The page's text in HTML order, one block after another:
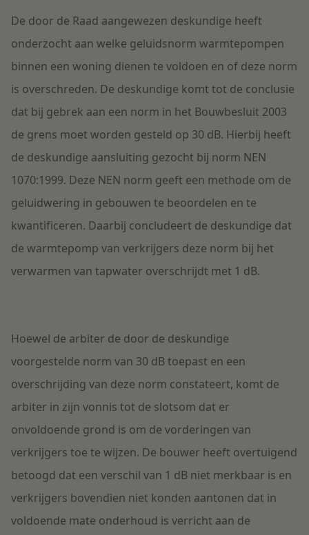
De door de Raad aangewezen deskundige heeft
onderzocht aan welke geluidsnorm warmtepompen
binnen een woning dienen te voldoen en of deze norm
is overschreden. De deskundige komt tot de conclusie
dat bij gebrek aan een norm in het Bouwbesluit 2003
de grens moet worden gesteld op 30 dB. Hierbij heeft
de deskundige aansluiting gezocht bij norm NEN
1070:1999. Deze NEN norm geeft een methode om de
geluidwering in gebouwen te beoordelen en te
kwantificeren. Daarbij concludeert de deskundige dat
de warmtepomp van verkrijgers deze norm bij het
verwarmen van tapwater overschrijdt met 1 dB.
Hoewel de arbiter de door de deskundige
voorgestelde norm van 30 dB toepast en een
overschrijding van deze norm constateert, komt de
arbiter in zijn vonnis tot de slotsom dat er
onvoldoende grond is om de vorderingen van
verkrijgers toe te wijzen. De bouwer heeft overtuigend
betoogd dat een verschil van 1 dB niet merkbaar is en
verkrijgers bovendien niet konden aantonen dat in
voldoende mate onderhoud is verricht aan de